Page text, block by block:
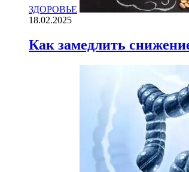
ЗДОРОВЬЕ
18.02.2025
Как замедлить